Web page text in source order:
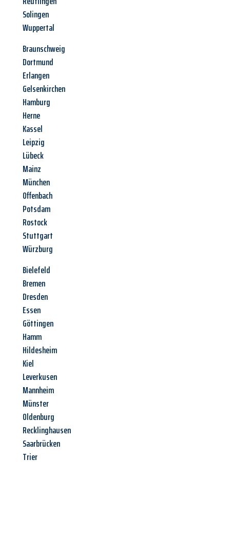
Solingen
Wuppertal
Braunschweig
Dortmund
Erlangen
Gelsenkirchen
Hamburg
Herne
Kassel
Leipzig
Lübeck
Mainz
München
Offenbach
Potsdam
Rostock
Stuttgart
Würzburg
Bielefeld
Bremen
Dresden
Essen
Göttingen
Hamm
Hildesheim
Kiel
Leverkusen
Mannheim
Münster
Oldenburg
Recklinghausen
Saarbrücken
Trier